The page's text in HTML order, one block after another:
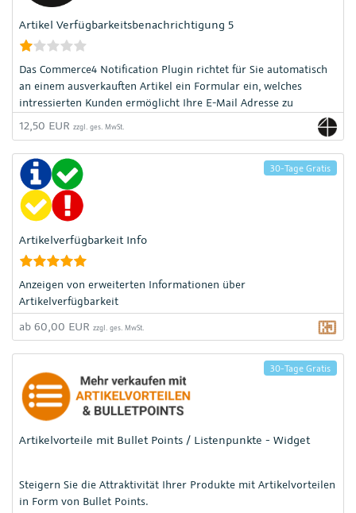
Artikel Verfügbarkeitsbenachrichtigung 5
Das Commerce4 Notification Plugin richtet für Sie automatisch
an einem ausverkauften Artikel ein Formular ein, welches
intressierten Kunden ermöglicht Ihre E-Mail Adresse zu
hinterlegen. Sollte der Artikel wieder verfügbar sein werden die
Kunden dann per Mail informiert.
12,50 EUR zzgl. ges. MwSt.
30-Tage Gratis
Artikelverfügbarkeit Info
Anzeigen von erweiterten Informationen über
Artikelverfügbarkeit
ab 60,00 EUR zzgl. ges. MwSt.
30-Tage Gratis
Artikelvorteile mit Bullet Points / Listenpunkte - Widget
Steigern Sie die Attraktivität Ihrer Produkte mit Artikelvorteilen
in Form von Bullet Points.